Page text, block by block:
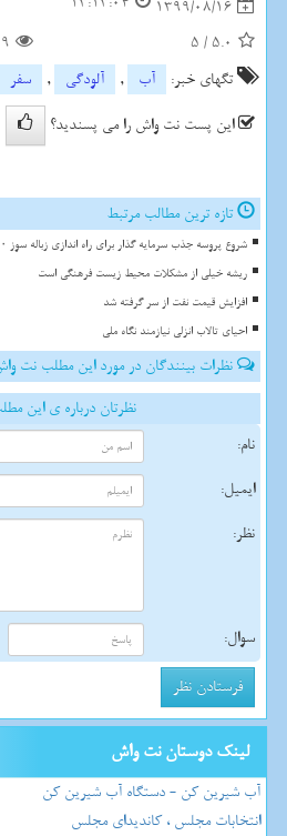
1399/08/16
5.0
/
5
تگهای خبر:
آب , آلودگی , سفر
این پست نت واش را می پسندید؟
تازه ترین مطالب مرتبط
شروع پروسه جذب سرمایه گذار برای راه اندازی زباله سوز ۳۰۰ تنی اصفهان
ریشه خیلی از مشکلات محیط زیست فرهنگی است
افزایش قیمت نفت از سر گرفته شد
احیای تالاب انزلی نیازمند نگاه ملی
نظرات بینندگان در مورد این مطلب نت
نظرتان درباره ی این
نام:
ایمیل:
نظر:
سوال:
لینک دوستان نت واش
آب شیرین کن - دستگاه آب شیرین کن
انتخابات مجلس ، کاندیدای مجلس